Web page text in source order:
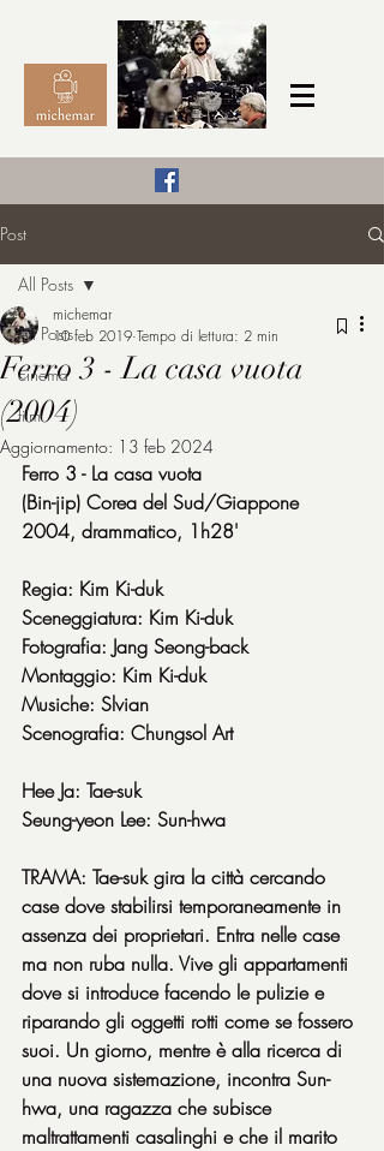
michemar
Post
All Posts
cinema
film
All Posts
Ferro 3 - La casa vuota
(2004)
michemar
10 feb 2019 Tempo di lettura: 2 min
Aggiornamento: 13 feb 2024
Ferro 3 - La casa vuota
(Bin-jip) Corea del Sud/Giappone
2004, drammatico, 1h28'
Regia: Kim Ki-duk
Sceneggiatura: Kim Ki-duk
Fotografia: Jang Seong-back
Montaggio: Kim Ki-duk
Musiche: Slvian
Scenografia: Chungsol Art
Hee Ja: Tae-suk
Seung-yeon Lee: Sun-hwa
TRAMA: Tae-suk gira la città cercando
case dove stabilirsi temporaneamente in
assenza dei proprietari. Entra nelle case
ma non ruba nulla. Vive gli appartamenti
dove si introduce facendo le pulizie e
riparando gli oggetti rotti come se fossero
suoi. Un giorno, mentre è alla ricerca di
una nuova sistemazione, incontra Sun-
hwa, una ragazza che subisce
maltrattamenti casalinghi e che il marito